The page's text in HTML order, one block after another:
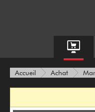
Accueil Achat